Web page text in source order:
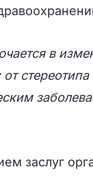
в
заслуг